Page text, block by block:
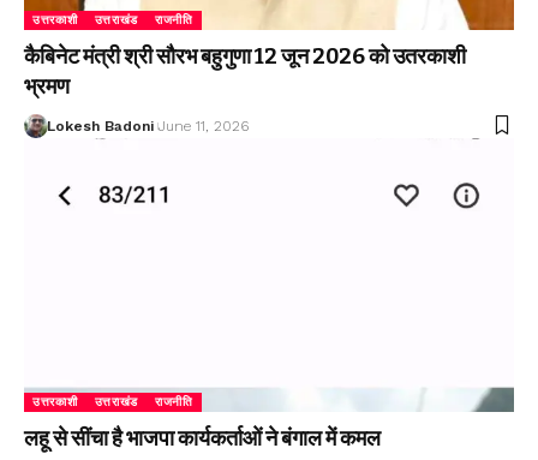
उत्तरकाशी उत्तराखंड राजनीति
कैबिनेट मंत्री श्री सौरभ बहुगुणा 12 जून 2026 को उतरकाशी
भ्रमण
Lokesh Badoni June 11, 2026
उत्तरकाशी उत्तराखंड राजनीति
लहू से सींचा है भाजपा कार्यकर्ताओं ने बंगाल में कमल